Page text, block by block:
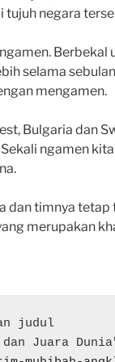
tujuh negara
Berbekal
selama
mengamen.
Bulgaria dan
ngamen
dan timnya tetap
merupakan
judul